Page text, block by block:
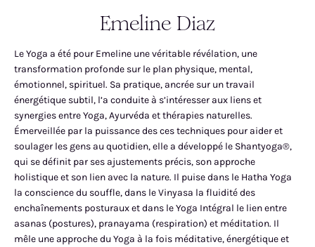
Emeline Diaz
Le Yoga a été pour Emeline une véritable révélation, une
transformation profonde sur le plan physique, mental,
émotionnel, spirituel. Sa pratique, ancrée sur un travail
énergétique subtil, l’a conduite à s’intéresser aux liens et
synergies entre Yoga, Ayurvéda et thérapies naturelles.
Émerveillée par la puissance des ces techniques pour aider et
soulager les gens au quotidien, elle a développé le Shantyoga®,
qui se définit par ses ajustements précis, son approche
holistique et son lien avec la nature. Il puise dans le Hatha Yoga
la conscience du souffle, dans le Vinyasa la fluidité des
enchaînements posturaux et dans le Yoga Intégral le lien entre
asanas (postures), pranayama (respiration) et méditation. Il
mêle une approche du Yoga à la fois méditative, énergétique et